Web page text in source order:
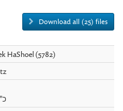
Download all (25) files
HaShoel (5782)